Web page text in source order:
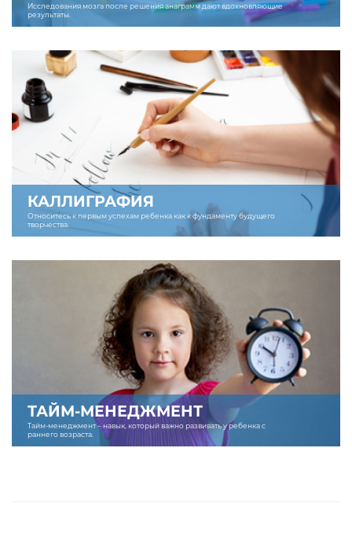
Исследования мозга после решения анаграмм дают вдохновляющие
результаты.
КАЛЛИГРАФИЯ
Относитесь к первым успехам ребенка как к фундаменту будущего
творчества.
ТАЙМ-МЕНЕДЖМЕНТ
Тайм-менеджмент – навык, который важно развивать у ребенка с
раннего возраста.